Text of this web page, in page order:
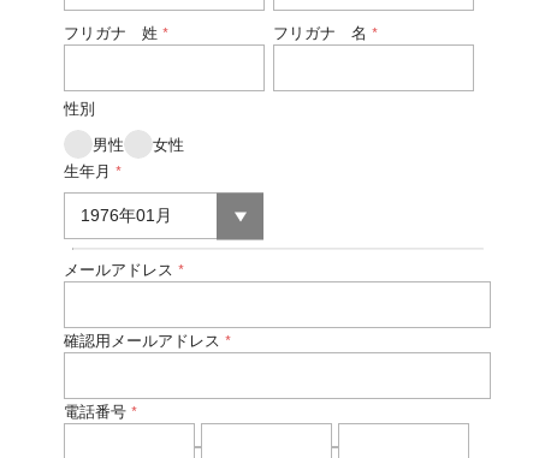
フリガナ 姓 * フリガナ 名 *
性別
男性
女性
生年月 *
メールアドレス *
確認用メールアドレス *
電話番号 *